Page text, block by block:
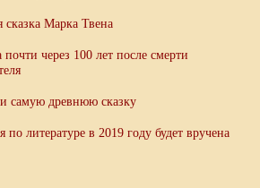
сказка Марка Твена
через 100 лет после смерти
самую древнюю сказку
по литературе в 2019 году будет вручена